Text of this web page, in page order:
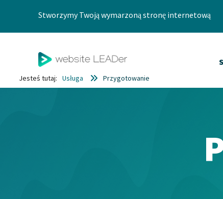
Stworzymy Twoją wymarzoną stronę internetową
Jesteś tutaj: Usługa Przygotowanie